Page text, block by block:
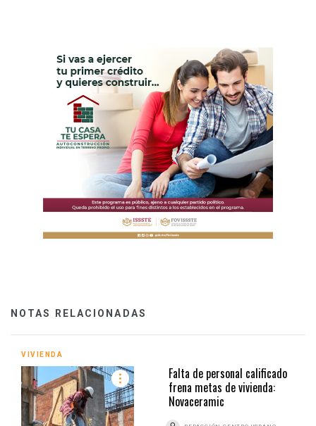
NOTAS RELACIONADAS
VIVIENDA
Falta de personal calificado
frena metas de vivienda:
Novaceramic